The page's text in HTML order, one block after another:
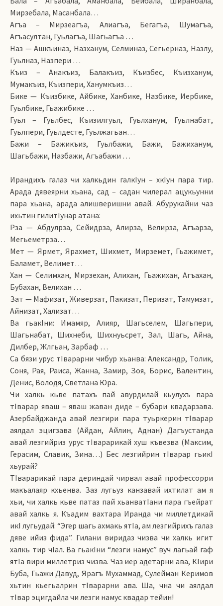
Мирзебала, Масанбала…
Агъа – Мирзеагъа, Алиагъа, Бегагъа, Шумагъа,
Агъасултан, Гуьлагъа, Шагьагъа …
Наз — Ашкъиназ, Назханум, Селминаз, Се­гьерназ, Назлу,
Гуьлназ, Назпери …
Къиз – Анакъиз, Балакъиз, Къизбес, Къизханум,
Мумакъиз, Къизпери, Ханумкъиз…
Бике — Къизбике, Айбике, Ханбике, Назбике, Иербике,
Гуьлбике, Гьажибике …
Гуьл – Гуьлбес, Къизилгуьл, Гуьлханум, Гуьлнабат,
Гуьлпери, Гуьлдесте, Гуьлжагьан…
Бажи – Бажикъиз, Гуьлбажи, Бажи, Бажиханум,
Шагьбажи, Назбажи, Агъабажи …
Ирандихъ галаз чи халкьдин галкIун – хкIун пара тир.
Арада дявеярни хьана, сад – садан чилерал ацукьунни
пара хьана, арада алишверишни авай. Абурукайни чаз
ихьтин гилитIунар атана:
Рза — Абдулрза, Сейидрза, Алирза, Велирза, Агъарза,
Мегьеметрза…
Мет — Ярмет, Ярахмет, Шихмет, Мирземет, Гьажимет,
Баламет, Велимет…
Хан — Селимхан, Мирзехан, Алихан, Гьажихан, Агъахан,
Бубахан, Велихан …
Зат — Мафизат, Живерзат, Пакизат, Перизат, Тамумзат,
Айнизат, Хализат…
Ва гьакIни: Имамяр, Алияр, Шагьселем, Шагьпери,
Шагьнабат, Шихнеби, Шихнуьсрет, Зал, Шагь, Айна,
Дилбер, Жлгьан, Зарбаф …
Са бязи урус тIварарни чибур хьанва: Александр, Толик,
Соня, Рая, Раиса, Жанна, Замир, Зоя, Борис, Валентин,
Денис, Володя, Светлана Юра.
Чи халкь кьве патахъ пай авурдилай кьулухъ пара
тIварар яваш – яваш жаван диде – бубари квадарзава.
Азербайджанда авай лезгири пара туьркерин тIварар
аялдал эцигзава (Айдан, Айлин, Аднан) Дагъустанда
авай лезгийриз урус тIварарикай хуш къвезва (Максим,
Герасим, Славик, Зина…) Бес лезгийрин тIварар гьикI
хьурай?
ТIварарикай пара дериндай чирвал авай профессорри
макъалаяр кхьенва. Заз лугьуз канзавай ихтилат ам я
хьи, чи халкь кьве патаз пай хьанватIани пара гъейрат
авaй халкь я. Къадим вахтара Иранда чи миллетдикай
икI лугьудай: “Эгер шагь ахмакь ятIа, ам лезгийрихъ галаз
дяве ийиз фида”. Гилани виридаз чизва чи халкь игит
халкь тир чIал. Ва гьакIни “лезги намус” вуч лагьай гаф
ятIа вири миллетриз чизва. Чаз иер адетарни ава, КIири
Буба, Гьажи Давуд, Ярагъ Мухаммад, Сулейман Керимов
хьтин кьегьалрин тIварарни ава. Ша, чна чи аялдал
тIвар эцигдайла чи лезги намус квадар тейин!